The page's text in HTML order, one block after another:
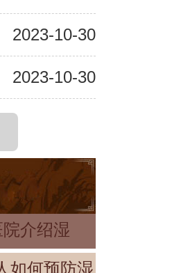
2023-10-30
2023-10-30
介绍湿
如何预防湿